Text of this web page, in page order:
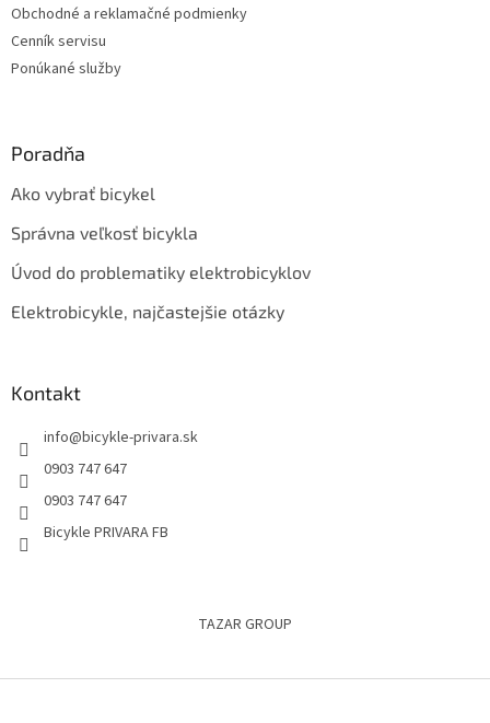
Obchodné a reklamačné podmienky
Cenník servisu
Ponúkané služby
Poradňa
Ako vybrať bicykel
Správna veľkosť bicykla
Úvod do problematiky elektrobicyklov
Elektrobicykle, najčastejšie otázky
Kontakt
info@bicykle-privara.sk
0903 747 647
0903 747 647
Bicykle PRIVARA FB
TAZAR GROUP